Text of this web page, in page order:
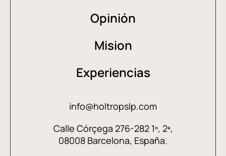
Opinión
Mision
Experiencias
info@holtropslp.com
Calle Córçega 276-282 1º, 2ª,
08008 Barcelona, España.